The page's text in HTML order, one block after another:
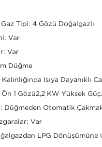
Gaz Tipi: 4 Gözü Doğalgazlı
Var
Var
Düğme
Isıya Dayanıklı
1 Gözü2,2 KW Yüksek
Düğmeden Otomatik
Var
LPG Dönüşümüne